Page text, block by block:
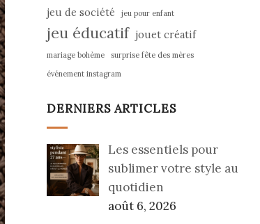
jeu de société jeu pour enfant
jeu éducatif jouet créatif
mariage bohème
surprise fête des mères
événement instagram
DERNIERS ARTICLES
Les essentiels pour
sublimer votre style au
quotidien
août 6, 2026